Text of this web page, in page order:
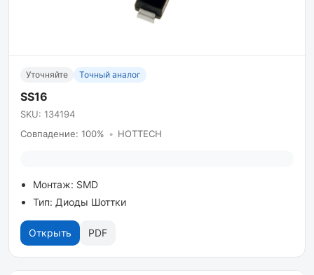
Уточняйте Точный аналог
SS16
SKU: 134194
Совпадение: 100% • HOTTECH
Монтаж: SMD
Тип: Диоды Шоттки
Открыть PDF